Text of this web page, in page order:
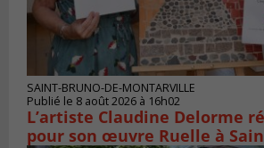
SAINT-BRUNO-DE-MONTARVILLE
Publié le 8 août 2026 à 16h02
L’artiste Claudine Delorme
pour son œuvre Ruelle à